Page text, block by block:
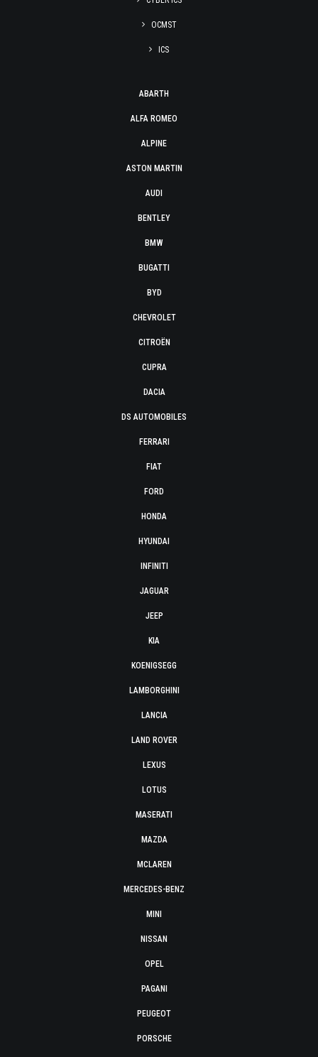
OCMST
ICS
ABARTH
ALFA ROMEO
ALPINE
ASTON MARTIN
AUDI
BENTLEY
BMW
BUGATTI
BYD
CHEVROLET
CITROËN
CUPRA
DACIA
DS AUTOMOBILES
FERRARI
FIAT
FORD
HONDA
HYUNDAI
INFINITI
JAGUAR
JEEP
KIA
KOENIGSEGG
LAMBORGHINI
LANCIA
LAND ROVER
LEXUS
LOTUS
MASERATI
MAZDA
MCLAREN
MERCEDES-BENZ
MINI
NISSAN
OPEL
PAGANI
PEUGEOT
PORSCHE